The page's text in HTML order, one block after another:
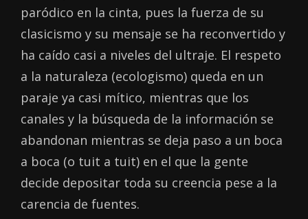
paródico en la cinta, pues la fuerza de su
clasicismo y su mensaje se ha reconvertido y
ha caído casi a niveles del ultraje. El respeto
a la naturaleza (ecologismo) queda en un
paraje ya casi mítico, mientras que los
canales y la búsqueda de la información se
abandonan mientras se deja paso a un boca
a boca (o tuit a tuit) en el que la gente
decide depositar toda su creencia pese a la
carencia de fuentes.